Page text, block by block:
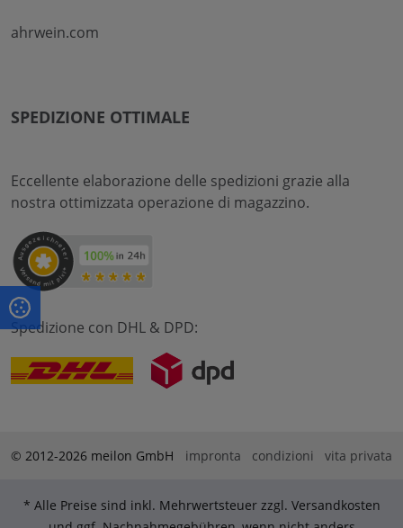
ahrwein.com
SPEDIZIONE OTTIMALE
Eccellente elaborazione delle spedizioni grazie alla
nostra ottimizzata operazione di magazzino.
Spedizione con DHL & DPD:
© 2012-2026 meilon GmbH impronta condizioni vita privata
* Alle Preise sind inkl. Mehrwertsteuer zzgl. Versandkosten